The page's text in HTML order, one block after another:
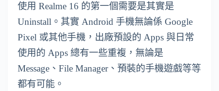
使用 Realme 16 的第一個需要是其實是
Uninstall。其實 Android 手機無論係 Google
Pixel 或其他手機，出廠預設的 Apps 與日常
使用的 Apps 總有一些重複，無論是
Message、File Manager、預裝的手機遊戲等等
都有可能。